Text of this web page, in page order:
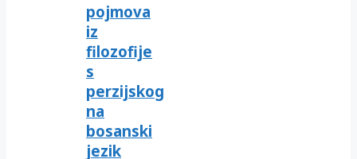
pojmova
iz
filozofije
s
perzijskog
na
bosanski
jezik